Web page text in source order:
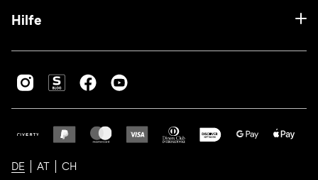
Hilfe
DE AT CH